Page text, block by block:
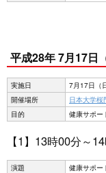
平成28年 7月17日
実施日
7月17日（
開催場所
日本大学桜
目的
健康サポー
【1】13時00分～
演題
健康サポー